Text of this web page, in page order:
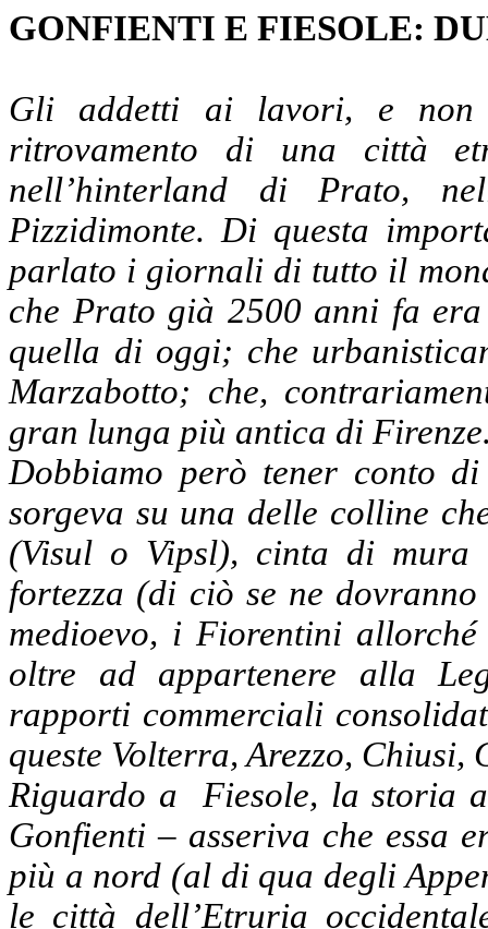
GONFIENTI E FIESOLE:
Gli addetti ai lavori, e non
ritrovamento di una città
nell’hinterland di Prato,
Pizzidimonte. Di questa
parlato i giornali di tutto il
che Prato già 2500 anni fa
quella di oggi; che
Marzabotto; che,
gran lunga più antica di
Dobbiamo però tener conto di
sorgeva su una delle colline
(Visul o Vipsl), cinta di
fortezza (di ciò se ne
medioevo, i Fiorentini
oltre ad appartenere alla
rapporti commerciali
queste Volterra, Arezzo, Chiusi,
Riguardo a
Fiesole, la storia
Gonfienti – asseriva che essa
più a nord (al di qua degli
le città dell’Etruria